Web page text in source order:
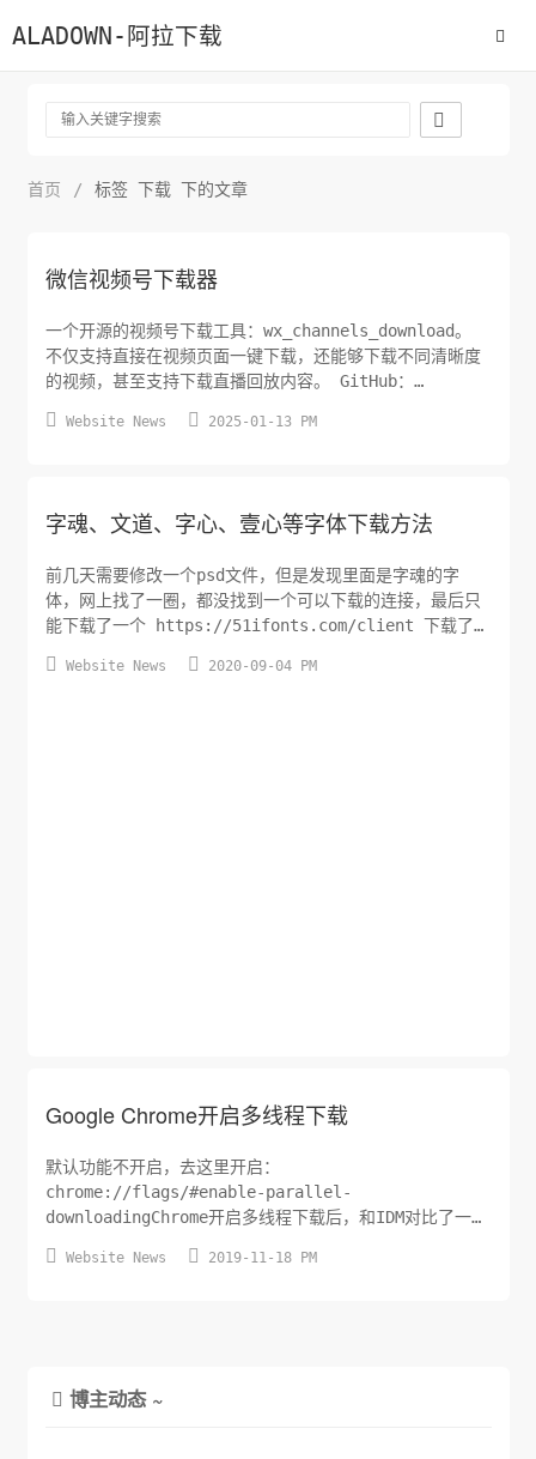
ALADOWN-阿拉下载

首页 / 标签 下载 下的文章
微信视频号下载器
一个开源的视频号下载工具：wx_channels_download。
不仅支持直接在视频页面一键下载，还能够下载不同清晰度
的视频，甚至支持下载直播回放内容。 GitHub：
https://github.com/ltaoo/wx_channels_download
 Website News  2025-01-13 PM
字魂、文道、字心、壹心等字体下载方法
前几天需要修改一个psd文件，但是发现里面是字魂的字
体，网上找了一圈，都没找到一个可以下载的连接，最后只
能下载了一个 https://51ifonts.com/client 下载了一
不会进入windows的fonts目录，想着既然字体被下载了，
 Website News  2020-09-04 PM
Google Chrome开启多线程下载
默认功能不开启，去这里开启：
chrome://flags/#enable-parallel-
downloadingChrome开启多线程下载后，和IDM对比了一
了，基本可以代替IDM了。
 Website News  2019-11-18 PM
 博主动态 ~